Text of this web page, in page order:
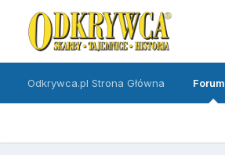
Odkrywca.pl Strona Główna Forum